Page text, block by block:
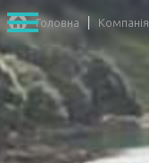
Головна Компанія